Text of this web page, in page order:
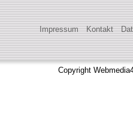
Impressum Kontakt
Copyright